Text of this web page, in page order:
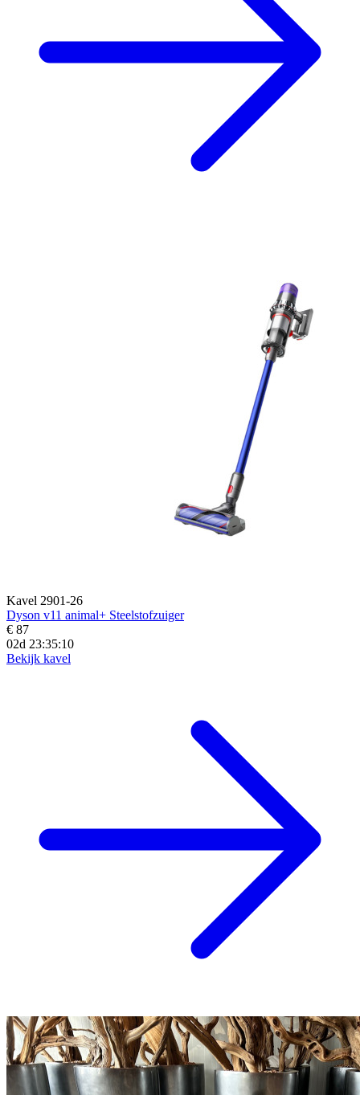
Kavel 2901-26
Dyson v11 animal+ Steelstofzuiger
€ 87
02d 23:35:08
Bekijk kavel